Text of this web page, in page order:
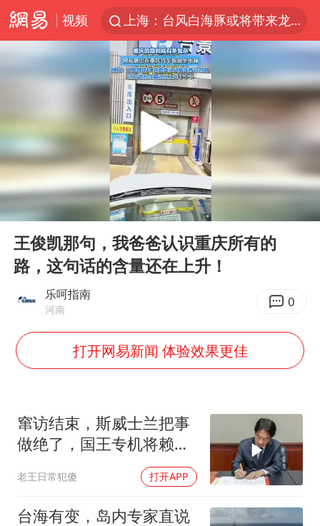
视频
上海：台风白海豚或将带来龙卷风
陈垣宇0-3张禹珍 国乒男单全军覆没
秋天的第一杯奶茶到底有多火
中巨芯：上半年归母净利润1405.77万元
四川宜宾高县4.9级地震致1死
美股存储板块集体大跌
百花奖开幕式
“新疆阿勒泰八月能滑雪”不实
夯实基础开新局
Play
00:00 00:28
王俊凯那句，我爸爸认识重庆所有的
路，这句话的含量还在上升！
乐呵指南
河南 0
打开网易新闻 体验效果更佳
窜访结束，斯威士兰把事
做绝了，国王专机将赖清
老王日常犯傻 打开APP
台海有变，岛内专家直说